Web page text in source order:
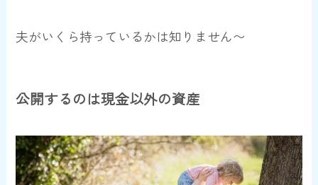
夫がいくら持っているかは知りません〜
公開するのは現金以外の資産